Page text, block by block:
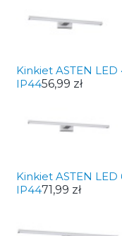
Kinkiet ASTEN
IP4456,99 zł
Kinkiet ASTEN
IP4471,99 zł